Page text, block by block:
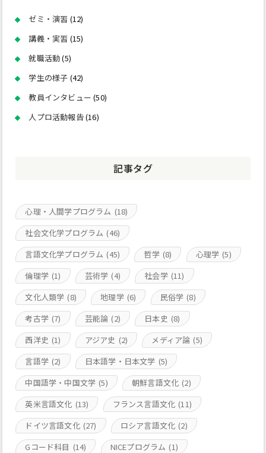
ゼミ・演習 (12)
講義・実習 (15)
就職活動(5)
学生の様子 (42)
教員インタビュー (50)
人プロ活動報告(16)
記事タグ
心理・人間学プログラム (18)
社会文化学プログラム (46)
言語文化学プログラム (45) 哲学 (8) 心理学 (5)
倫理学 (1) 芸術学 (4) 社会学 (11)
文化人類学 (8) 地理学 (6) 民俗学 (8)
考古学 (7) 芸能論 (2) 日本史 (8)
西洋史 (1) アジア史 (2) メディア論 (5)
言語学 (2) 日本語学・日本文学 (5)
中国語学・中国文学 (5) 朝鮮言語文化 (2)
英米言語文化 (13) フランス言語文化 (11)
ドイツ言語文化 (27) ロシア言語文化 (2)
Gコード科目 (14) NICEプログラム (1)